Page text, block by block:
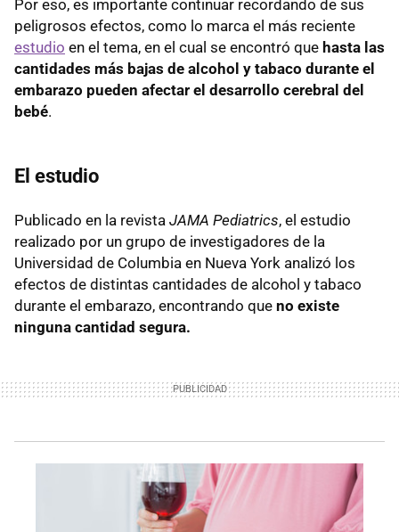
Por eso, es importante continuar recordando de sus
peligrosos efectos, como lo marca el más reciente
estudio en el tema, en el cual se encontró que hasta las
cantidades más bajas de alcohol y tabaco durante el
embarazo pueden afectar el desarrollo cerebral del
bebé.
El estudio
Publicado en la revista JAMA Pediatrics, el estudio
realizado por un grupo de investigadores de la
Universidad de Columbia en Nueva York analizó los
efectos de distintas cantidades de alcohol y tabaco
durante el embarazo, encontrando que no existe
ninguna cantidad segura.